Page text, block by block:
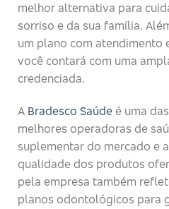
melhor alternativa para
sorriso e da sua família.
um plano com atendimento
você contará com uma
credenciada.
A Bradesco Saúde é uma das
melhores operadoras de
suplementar do mercado e a
qualidade dos produtos
pela empresa também
planos odontológicos para